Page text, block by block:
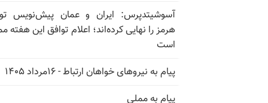
آسوشیتدپرس: ایران و عمان پیش‌نویس
هرمز را نهایی کرده‌اند؛ اعلام توافق این هفته
است
پیام به نیروهای خواهان ارتباط - ۱۶مرداد ۱۴۰۵
پیام به مملی